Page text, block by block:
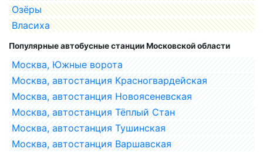
Озёры
Власиха
Популярные автобусные станции Московской области
Москва, Южные ворота
Москва, автостанция Красногвардейская
Москва, автостанция Новоясеневская
Москва, автостанция Тёплый Стан
Москва, автостанция Тушинская
Москва, автостанция Варшавская